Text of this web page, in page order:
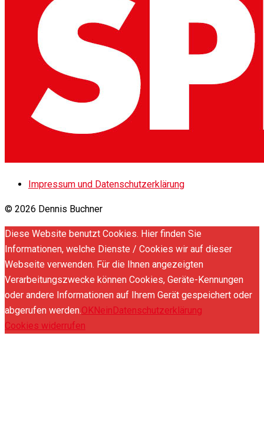
Impressum und Datenschutzerklärung
© 2026 Dennis Buchner
Diese Website benutzt Cookies. Hier finden Sie
Informationen, welche Dienste / Cookies wir auf dieser
Webseite verwenden. Für die Ihnen angezeigten
Verarbeitungszwecke können Cookies, Geräte-Kennungen
oder andere Informationen auf Ihrem Gerät gespeichert oder
abgerufen werden.OKNeinDatenschutzerklärung
Cookies widerrufen